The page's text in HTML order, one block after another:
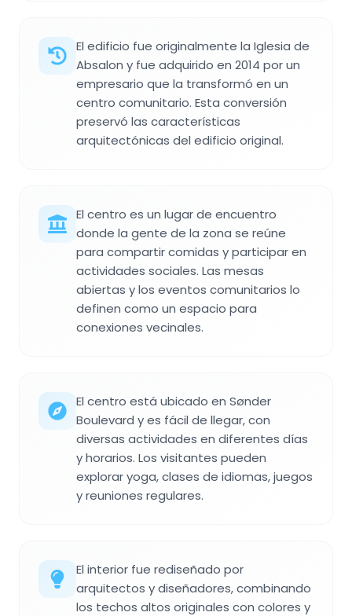
El edificio fue originalmente la Iglesia de
Absalon y fue adquirido en 2014 por un
empresario que la transformó en un
centro comunitario. Esta conversión
preservó las características
arquitectónicas del edificio original.
El centro es un lugar de encuentro
donde la gente de la zona se reúne
para compartir comidas y participar en
actividades sociales. Las mesas
abiertas y los eventos comunitarios lo
definen como un espacio para
conexiones vecinales.
El centro está ubicado en Sønder
Boulevard y es fácil de llegar, con
diversas actividades en diferentes días
y horarios. Los visitantes pueden
explorar yoga, clases de idiomas, juegos
y reuniones regulares.
El interior fue rediseñado por
arquitectos y diseñadores, combinando
los techos altos originales con colores y